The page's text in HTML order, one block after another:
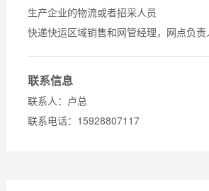
生产企业的物流或者招采人员
快递快运区域销售和网管经理，网点负责
联系信息
联系人：卢总
联系电话：15928807117